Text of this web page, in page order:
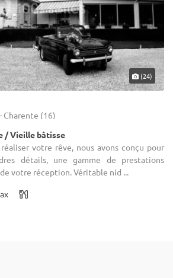
(24)
Charente (16)
/ Vieille bâtisse
votre rêve, nous avons conçu pour
détails, une gamme de prestations
votre réception. Véritable nid ...